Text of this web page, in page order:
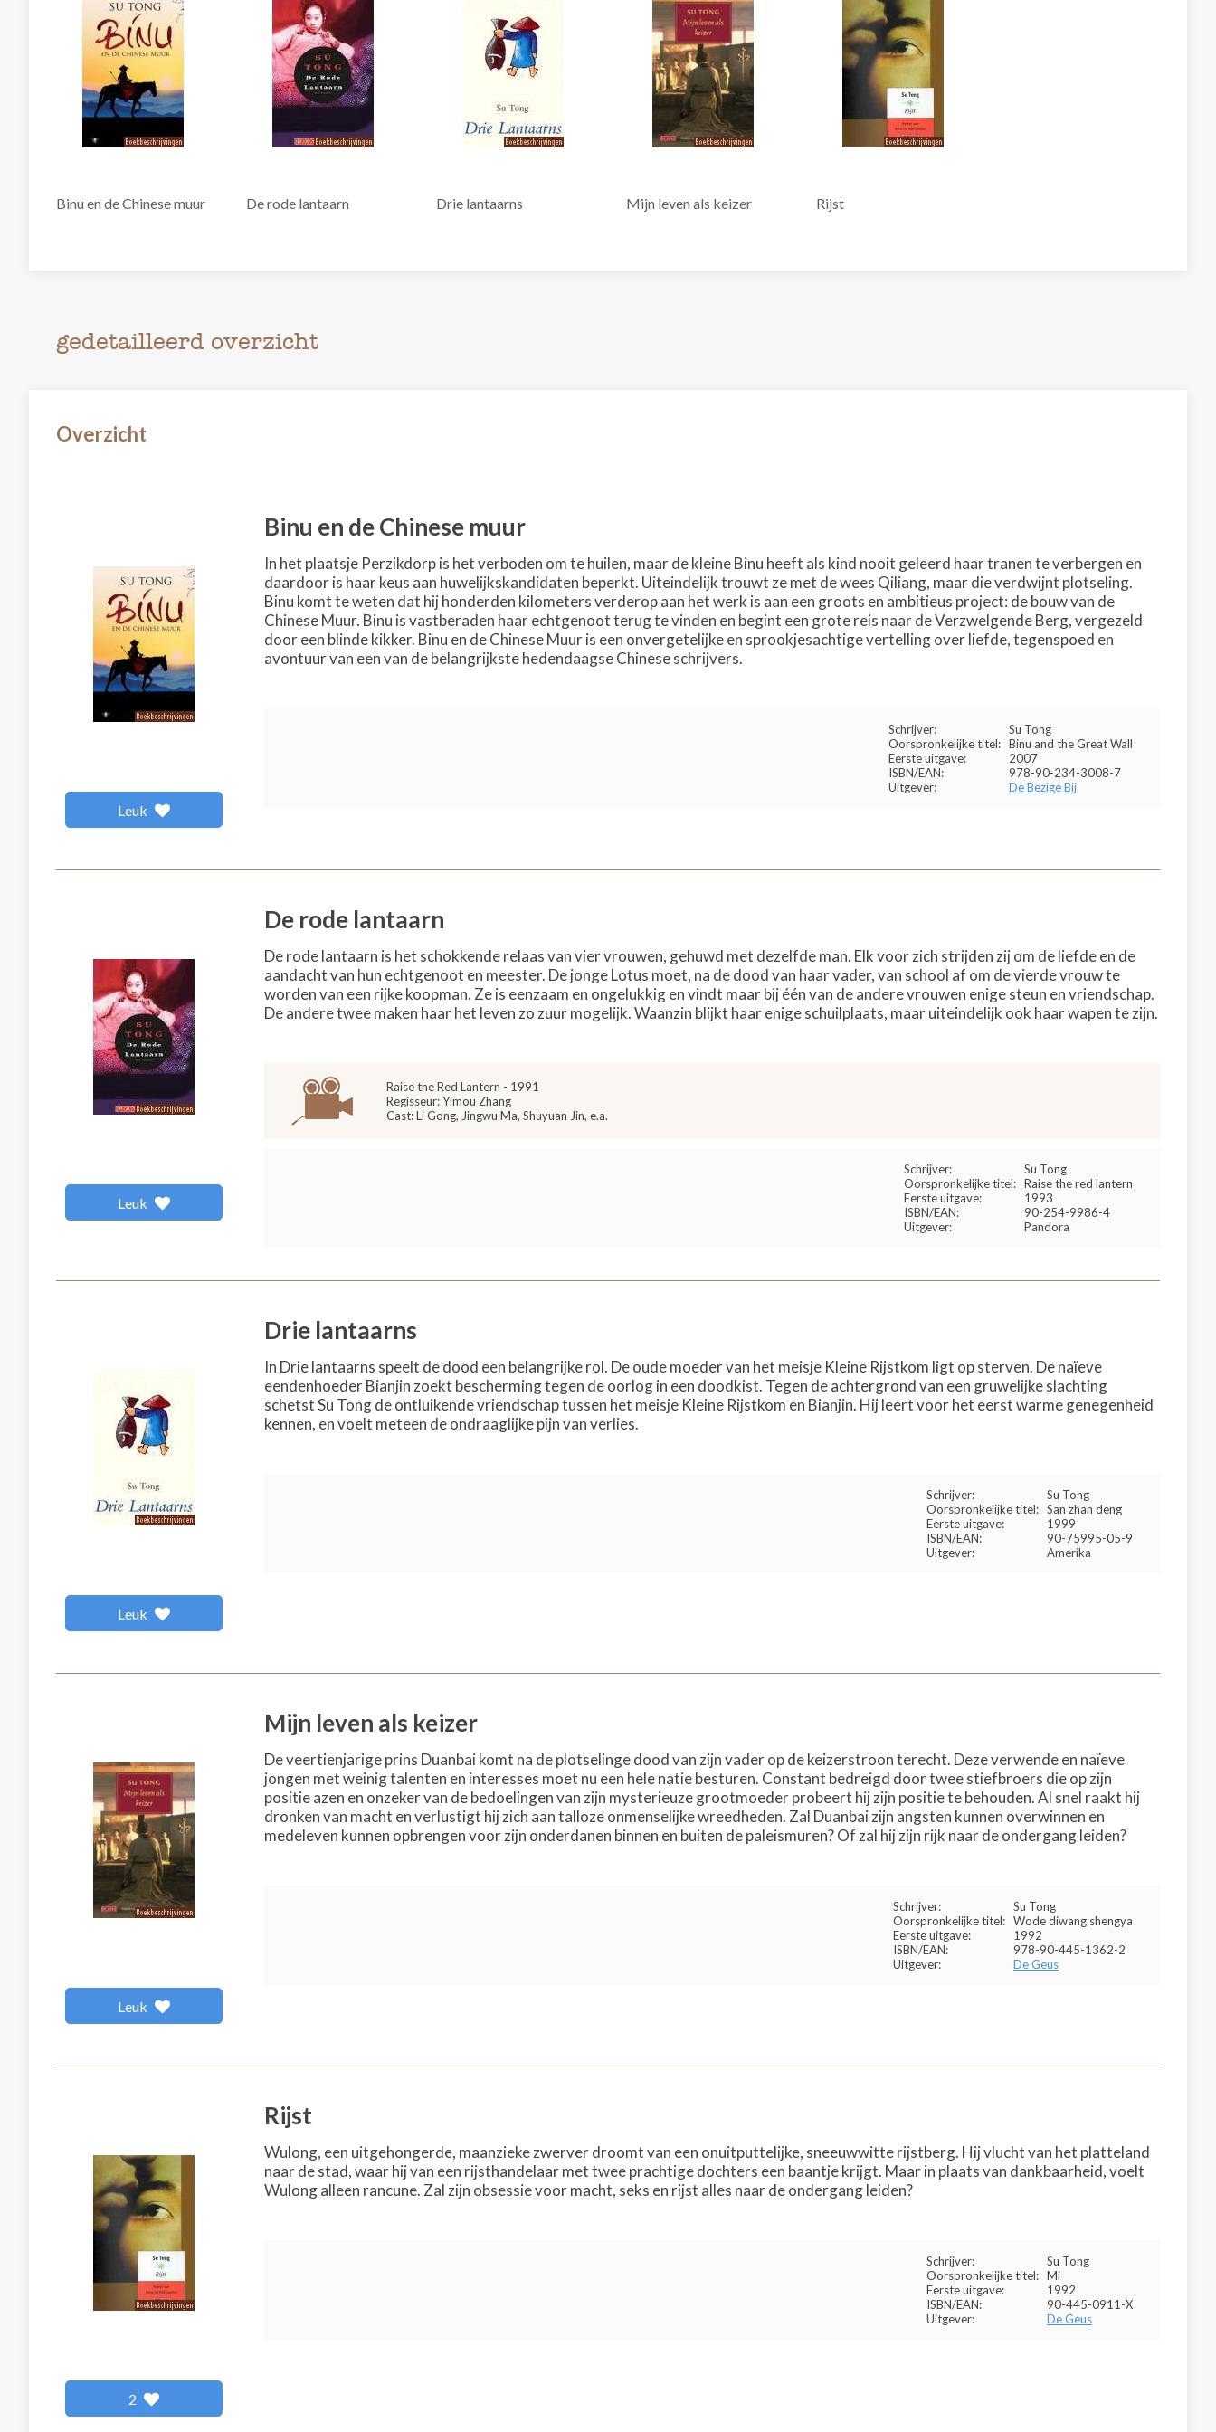
Binu en de Chinese muur De rode lantaarn Drie lantaarns Mijn leven als keizer Rijst
gedetailleerd overzicht
Overzicht
Leuk
Binu en de Chinese muur
In het plaatsje Perzikdorp is het verboden om te huilen, maar de kleine Binu heeft als kind nooit geleerd haar tranen te verbergen en
daardoor is haar keus aan huwelijkskandidaten beperkt. Uiteindelijk trouwt ze met de wees Qiliang, maar die verdwijnt plotseling.
Binu komt te weten dat hij honderden kilometers verderop aan het werk is aan een groots en ambitieus project: de bouw van de
Chinese Muur. Binu is vastberaden haar echtgenoot terug te vinden en begint een grote reis naar de Verzwelgende Berg, vergezeld
door een blinde kikker. Binu en de Chinese Muur is een onvergetelijke en sprookjesachtige vertelling over liefde, tegenspoed en
avontuur van een van de belangrijkste hedendaagse Chinese schrijvers.
Schrijver:
Su Tong
Oorspronkelijke titel: Binu and the Great Wall
Eerste uitgave:
2007
ISBN/EAN:
978-90-234-3008-7
Uitgever:
De Bezige Bij
Leuk
De rode lantaarn
De rode lantaarn is het schokkende relaas van vier vrouwen, gehuwd met dezelfde man. Elk voor zich strijden zij om de liefde en de
aandacht van hun echtgenoot en meester. De jonge Lotus moet, na de dood van haar vader, van school af om de vierde vrouw te
worden van een rijke koopman. Ze is eenzaam en ongelukkig en vindt maar bij één van de andere vrouwen enige steun en vriendschap.
De andere twee maken haar het leven zo zuur mogelijk. Waanzin blijkt haar enige schuilplaats, maar uiteindelijk ook haar wapen te zijn.
Raise the Red Lantern - 1991
Regisseur: Yimou Zhang
Cast: Li Gong, Jingwu Ma, Shuyuan Jin, e.a.
Schrijver:
Su Tong
Oorspronkelijke titel: Raise the red lantern
Eerste uitgave:
1993
ISBN/EAN:
90-254-9986-4
Uitgever:
Pandora
Leuk
Drie lantaarns
In Drie lantaarns speelt de dood een belangrijke rol. De oude moeder van het meisje Kleine Rijstkom ligt op sterven. De naïeve
eendenhoeder Bianjin zoekt bescherming tegen de oorlog in een doodkist. Tegen de achtergrond van een gruwelijke slachting
schetst Su Tong de ontluikende vriendschap tussen het meisje Kleine Rijstkom en Bianjin. Hij leert voor het eerst warme genegenheid
kennen, en voelt meteen de ondraaglijke pijn van verlies.
Schrijver:
Su Tong
Oorspronkelijke titel: San zhan deng
Eerste uitgave:
1999
ISBN/EAN:
90-75995-05-9
Uitgever:
Amerika
Leuk
Mijn leven als keizer
De veertienjarige prins Duanbai komt na de plotselinge dood van zijn vader op de keizerstroon terecht. Deze verwende en naïeve
jongen met weinig talenten en interesses moet nu een hele natie besturen. Constant bedreigd door twee stiefbroers die op zijn
positie azen en onzeker van de bedoelingen van zijn mysterieuze grootmoeder probeert hij zijn positie te behouden. Al snel raakt hij
dronken van macht en verlustigt hij zich aan talloze onmenselijke wreedheden. Zal Duanbai zijn angsten kunnen overwinnen en
medeleven kunnen opbrengen voor zijn onderdanen binnen en buiten de paleismuren? Of zal hij zijn rijk naar de ondergang leiden?
Schrijver:
Su Tong
Oorspronkelijke titel: Wode diwang shengya
Eerste uitgave:
1992
ISBN/EAN:
978-90-445-1362-2
Uitgever:
De Geus
2
Rijst
Wulong, een uitgehongerde, maanzieke zwerver droomt van een onuitputtelijke, sneeuwwitte rijstberg. Hij vlucht van het platteland
naar de stad, waar hij van een rijsthandelaar met twee prachtige dochters een baantje krijgt. Maar in plaats van dankbaarheid, voelt
Wulong alleen rancune. Zal zijn obsessie voor macht, seks en rijst alles naar de ondergang leiden?
Schrijver:
Su Tong
Oorspronkelijke titel: Mi
Eerste uitgave:
1992
ISBN/EAN:
90-445-0911-X
Uitgever:
De Geus